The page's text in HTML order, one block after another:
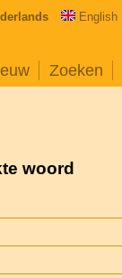
English
Zoeken
woord